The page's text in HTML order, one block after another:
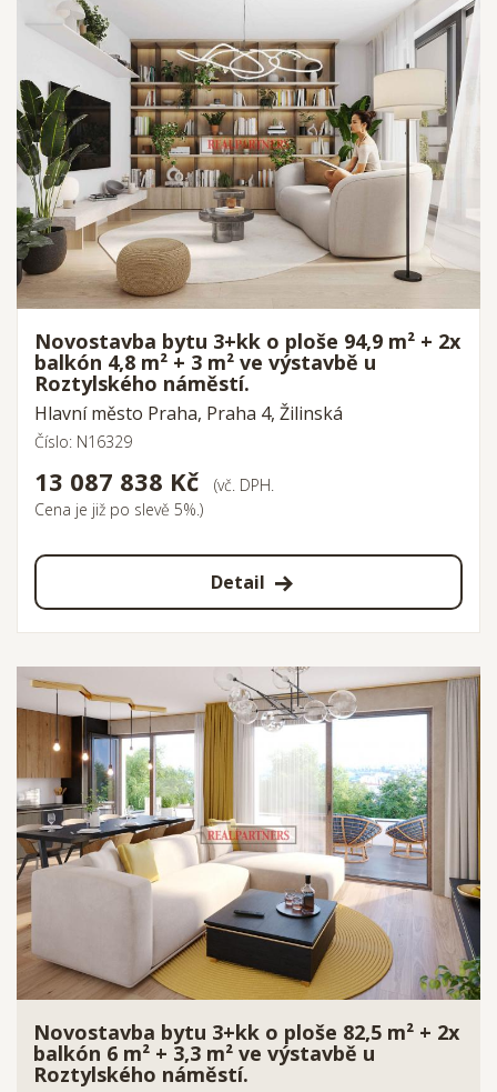
Novostavba bytu 3+kk o ploše 94,9 m² + 2x
balkón 4,8 m² + 3 m² ve výstavbě u
Roztylského náměstí.
Hlavní město Praha, Praha 4, Žilinská
Číslo: N16329
13 087 838 Kč
(vč. DPH.
Cena je již po slevě 5%.)
Detail
Novostavba bytu 3+kk o ploše 82,5 m² + 2x
balkón 6 m² + 3,3 m² ve výstavbě u
Roztylského náměstí.